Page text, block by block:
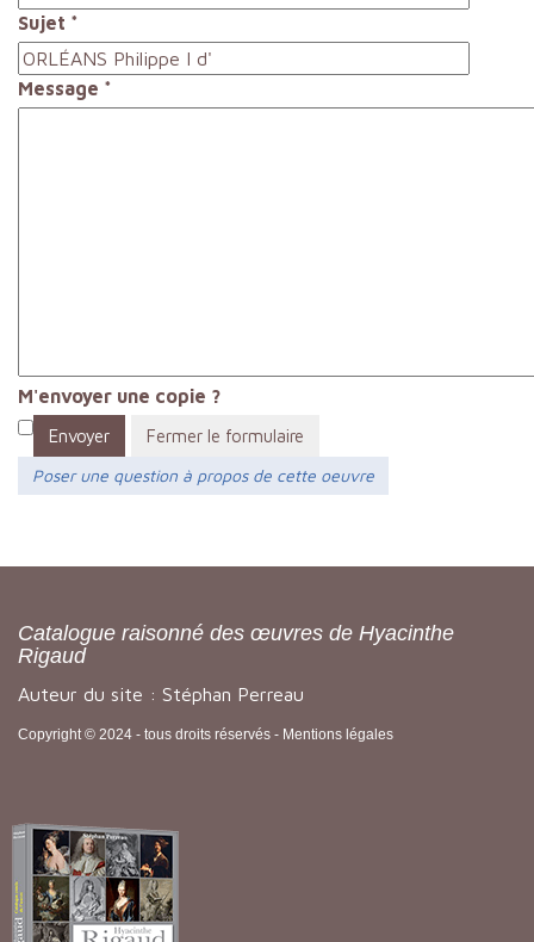
Sujet *
Message *
M'envoyer une copie ?
Envoyer
Fermer le formulaire
Poser une question à propos de cette oeuvre
Catalogue raisonné des œuvres de Hyacinthe
Rigaud
Auteur du site : Stéphan Perreau
Copyright © 2024 - tous droits réservés - Mentions légales